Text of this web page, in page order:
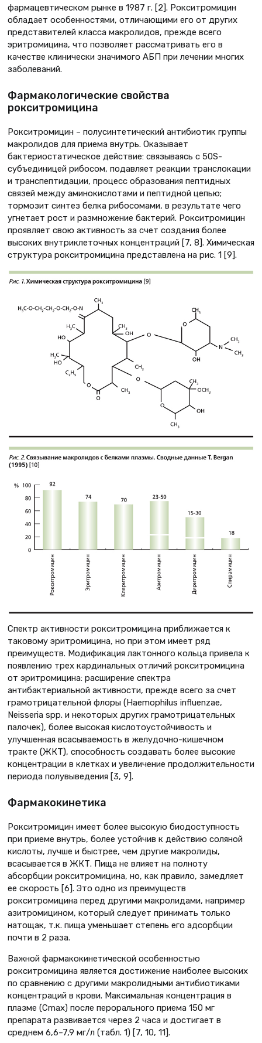
фармацевтическом рынке в 1987 г. [2]. Рокситромицин
обладает особенностями, отличающими его от других
представителей класса макролидов, прежде всего
эритромицина, что позволяет рассматривать его в
качестве клинически значимого АБП при лечении многих
заболеваний.
Фармакологические свойства
рокситромицина
Рокситромицин – полусинтетический антибиотик группы
макролидов для приема внутрь. Оказывает
бактериостатическое действие: связываясь с 50S-
субъединицей рибосом, подавляет реакции транслокации
и транспептидации, процесс образования пептидных
связей между аминокислотами и пептидной цепью;
тормозит синтез белка рибосомами, в результате чего
угнетает рост и размножение бактерий. Рокситромицин
проявляет свою активность за счет создания более
высоких внутриклеточных концентраций [7, 8]. Химическая
структура рокситромицина представлена на рис. 1 [9].
Спектр активности рокситромицина приближается к
таковому эритромицина, но при этом имеет ряд
преимуществ. Модификация лактонного кольца привела к
появлению трех кардинальных отличий рокситромицина
от эритромицина: расширение спектра
антибактериальной активности, прежде всего за счет
грамотрицательной флоры (Haemophilus influenzae,
Neisseria spp. и некоторых других грамотрицательных
палочек), более высокая кислотоустойчивость и
улучшенная всасываемость в желудочно-кишечном
тракте (ЖКТ), способность создавать более высокие
концентрации в клетках и увеличение продолжительности
периода полувыведения [3, 9].
Фармакокинетика
Рокситромицин имеет более высокую биодоступность
при приеме внутрь, более устойчив к действию соляной
кислоты, лучше и быстрее, чем другие макролиды,
всасывается в ЖКТ. Пища не влияет на полноту
абсорбции рокситромицина, но, как правило, замедляет
ее скорость [6]. Это одно из преимуществ
рокситромицина перед другими макролидами, например
азитромицином, который следует принимать только
натощак, т.к. пища уменьшает степень его адсорбции
почти в 2 раза.
Важной фармакокинетической особенностью
рокситромицина является достижение наиболее высоких
по сравнению с другими макролидными антибиотиками
концентраций в крови. Максимальная концентрация в
плазме (Cmax) после перорального приема 150 мг
препарата развивается через 2 часа и достигает в
среднем 6,6–7,9 мг/л (табл. 1) [7, 10, 11].